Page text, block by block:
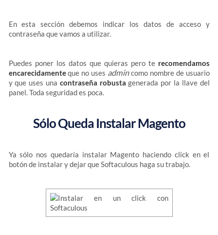
En esta sección debemos indicar los datos de acceso y
contraseña que vamos a utilizar.
Puedes poner los datos que quieras pero te recomendamos
encarecidamenteque no uses admincomo nombre de usuario
y que uses una contraseña robusta generada por la llave del
panel. Toda seguridad es poca.
Sólo Queda Instalar Magento
Ya sólo nos quedaría instalar Magento haciendo click en el
botón de instalar y dejar que Softaculous haga su trabajo.